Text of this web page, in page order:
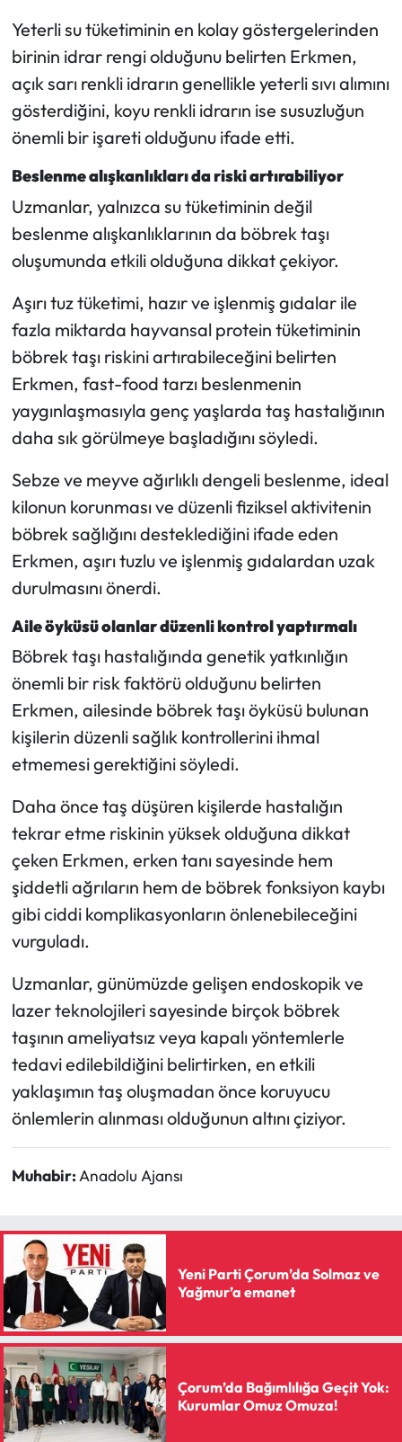
Yeterli su tüketiminin en kolay göstergelerinden
birinin idrar rengi olduğunu belirten Erkmen,
açık sarı renkli idrarın genellikle yeterli sıvı alımını
gösterdiğini, koyu renkli idrarın ise susuzluğun
önemli bir işareti olduğunu ifade etti.
Beslenme alışkanlıkları da riski artırabiliyor
Uzmanlar, yalnızca su tüketiminin değil
beslenme alışkanlıklarının da böbrek taşı
oluşumunda etkili olduğuna dikkat çekiyor.
Aşırı tuz tüketimi, hazır ve işlenmiş gıdalar ile
fazla miktarda hayvansal protein tüketiminin
böbrek taşı riskini artırabileceğini belirten
Erkmen, fast-food tarzı beslenmenin
yaygınlaşmasıyla genç yaşlarda taş hastalığının
daha sık görülmeye başladığını söyledi.
Sebze ve meyve ağırlıklı dengeli beslenme, ideal
kilonun korunması ve düzenli fiziksel aktivitenin
böbrek sağlığını desteklediğini ifade eden
Erkmen, aşırı tuzlu ve işlenmiş gıdalardan uzak
durulmasını önerdi.
Aile öyküsü olanlar düzenli kontrol yaptırmalı
Böbrek taşı hastalığında genetik yatkınlığın
önemli bir risk faktörü olduğunu belirten
Erkmen, ailesinde böbrek taşı öyküsü bulunan
kişilerin düzenli sağlık kontrollerini ihmal
etmemesi gerektiğini söyledi.
Daha önce taş düşüren kişilerde hastalığın
tekrar etme riskinin yüksek olduğuna dikkat
çeken Erkmen, erken tanı sayesinde hem
şiddetli ağrıların hem de böbrek fonksiyon kaybı
gibi ciddi komplikasyonların önlenebileceğini
vurguladı.
Uzmanlar, günümüzde gelişen endoskopik ve
lazer teknolojileri sayesinde birçok böbrek
taşının ameliyatsız veya kapalı yöntemlerle
tedavi edilebildiğini belirtirken, en etkili
yaklaşımın taş oluşmadan önce koruyucu
önlemlerin alınması olduğunun altını çiziyor.
Muhabir:Anadolu Ajansı
Yeni Parti Çorum’da Solmaz ve
Yağmur’a emanet
Çorum’da Bağımlılığa Geçit Yok:
Kurumlar Omuz Omuza!